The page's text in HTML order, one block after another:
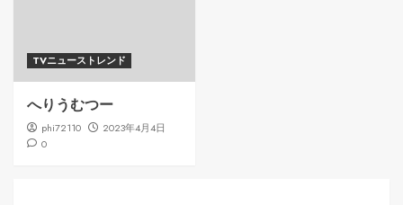
TVニューストレンド
へりうむつー
phi72110
2023年4月4日
0